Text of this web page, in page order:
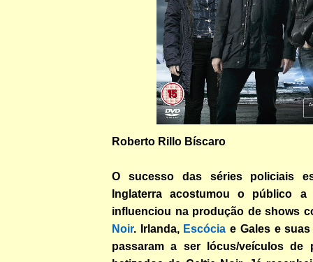
Roberto Rillo Bíscaro
O sucesso das séries policiais
Inglaterra acostumou o público
influenciou na produção de shows
Noir. Irlanda, Escócia e Gales e
passaram a ser lócus/veículos de